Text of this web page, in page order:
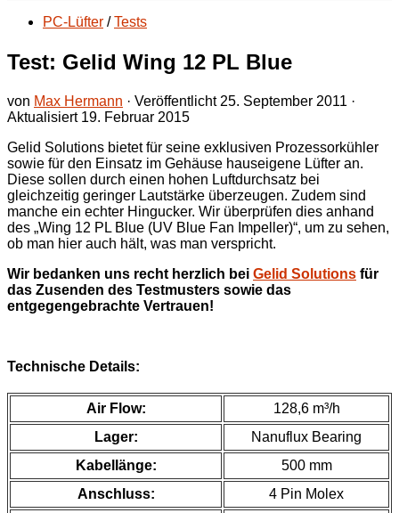
PC-Lüfter / Tests
Test: Gelid Wing 12 PL Blue
von Max Hermann · Veröffentlicht 25. September 2011 ·
Aktualisiert 19. Februar 2015
Gelid Solutions bietet für seine exklusiven Prozessorkühler
sowie für den Einsatz im Gehäuse hauseigene Lüfter an.
Diese sollen durch einen hohen Luftdurchsatz bei
gleichzeitig geringer Lautstärke überzeugen. Zudem sind
manche ein echter Hingucker. Wir überprüfen dies anhand
des „Wing 12 PL Blue (UV Blue Fan Impeller)“, um zu sehen,
ob man hier auch hält, was man verspricht.
Wir bedanken uns recht herzlich bei Gelid Solutions für
das Zusenden des Testmusters sowie das
entgegengebrachte Vertrauen!
Technische Details:
Air Flow:
128,6 m³/h
Lager:
Nanuflux Bearing
Kabellänge:
500 mm
Anschluss:
4 Pin Molex